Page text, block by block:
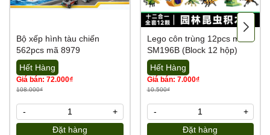
Bộ xếp hình tàu chiến
562pcs mã 8979
Hết Hàng
Giá bán: 72.000₫
108.000₫
Đặt hàng
- +
Lego côn trùng 12pcs mã
SM196B (Block 12 hộp)
Hết Hàng
Giá bán: 7.000₫
10.500₫
Đặt hàng
- +